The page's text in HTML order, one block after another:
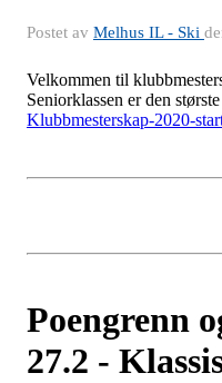
Postet av Melhus IL - Ski
Velkommen til
Seniorklassen er den
Klubbmesterskap-2020-
Poengrenn
27.2 -